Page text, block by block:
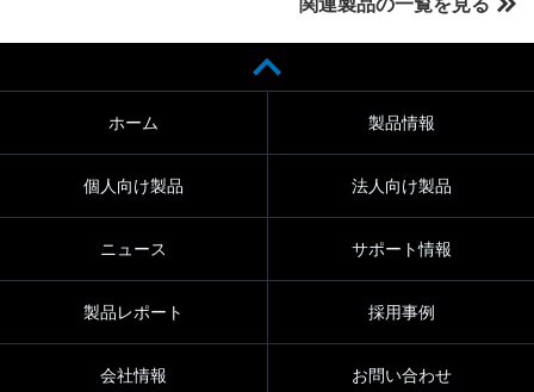
関連製品の一覧を見る
ホーム 製品情報
個人向け製品 法人向け製品
ニュース サポート情報
製品レポート 採用事例
会社情報 お問い合わせ